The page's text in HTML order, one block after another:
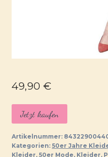
49,90 €
Jetzt kaufen
Artikelnummer:
Kategorien: 50er Jahre
Kleider, 50er Mode, Kleider,